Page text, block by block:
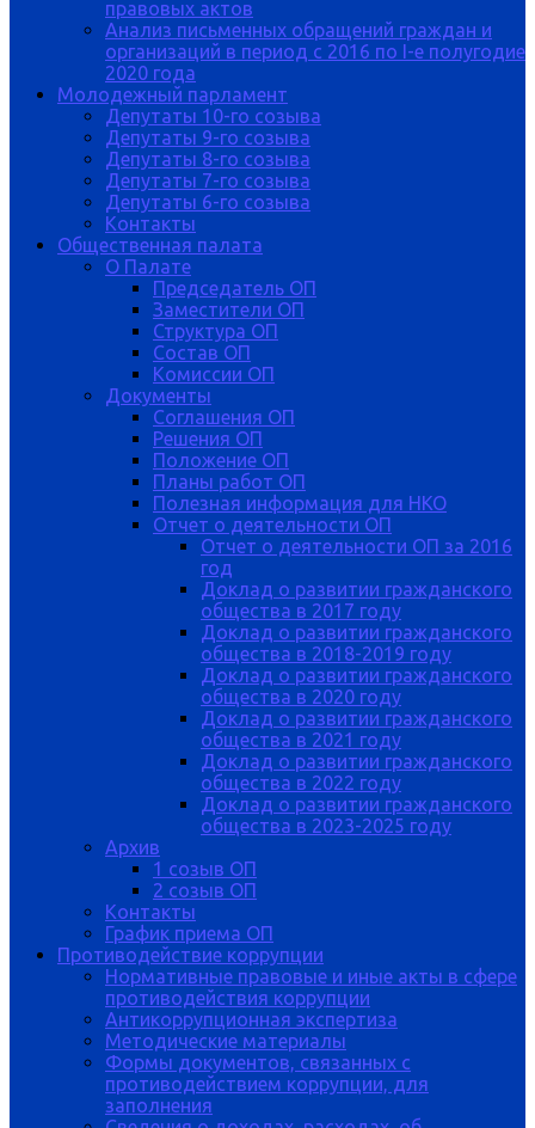
правовых актов
Анализ письменных обращений граждан и
организаций в период с 2016 по I-е полугодие
2020 года
Молодежный парламент
Депутаты 10-го созыва
Депутаты 9-го созыва
Депутаты 8-го созыва
Депутаты 7-го созыва
Депутаты 6-го созыва
Контакты
Общественная палата
О Палате
Председатель ОП
Заместители ОП
Структура ОП
Состав ОП
Комиссии ОП
Документы
Соглашения ОП
Решения ОП
Положение ОП
Планы работ ОП
Полезная информация для НКО
Отчет о деятельности ОП
Отчет о деятельности ОП за 2016
год
Доклад о развитии гражданского
общества в 2017 году
Доклад о развитии гражданского
общества в 2018-2019 году
Доклад о развитии гражданского
общества в 2020 году
Доклад о развитии гражданского
общества в 2021 году
Доклад о развитии гражданского
общества в 2022 году
Доклад о развитии гражданского
общества в 2023-2025 году
Архив
1 созыв ОП
2 созыв ОП
Контакты
График приема ОП
Противодействие коррупции
Нормативные правовые и иные акты в сфере
противодействия коррупции
Антикоррупционная экспертиза
Методические материалы
Формы документов, связанных с
противодействием коррупции, для
заполнения